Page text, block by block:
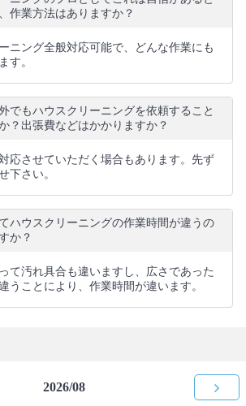
作業方法はありますか？
ニング全般対応可能で、どんな作業にも
す。
でもハウスクリーニングを依頼すること
？出張費などはかかりますか？
応させていただく場合もあります。先ず
下さい。
ハウスクリーニングの作業時間が違うの
か？
て汚れ具合も違いますし、広さであった
うことにより、作業時間が違います。
2026/08